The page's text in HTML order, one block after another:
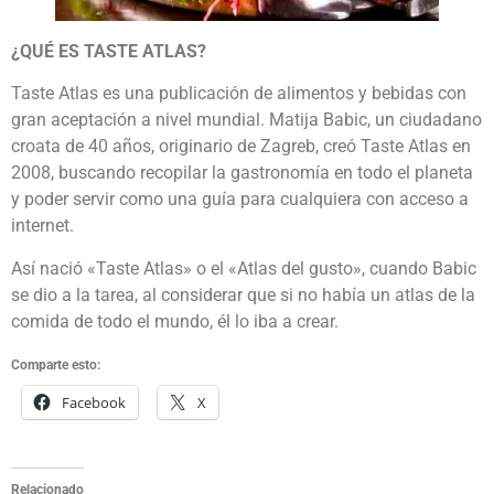
¿QUÉ ES TASTE ATLAS?
Taste Atlas es una publicación de alimentos y bebidas con
gran aceptación a nivel mundial. Matija Babic, un ciudadano
croata de 40 años, originario de Zagreb, creó Taste Atlas en
2008, buscando recopilar la gastronomía en todo el planeta
y poder servir como una guía para cualquiera con acceso a
internet.
Así nació «Taste Atlas» o el «Atlas del gusto», cuando Babic
se dio a la tarea, al considerar que si no había un atlas de la
comida de todo el mundo, él lo iba a crear.
Comparte esto:
Facebook X
Relacionado